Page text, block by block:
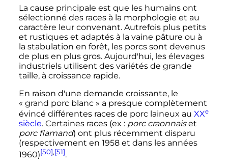
La cause principale est que les humains ont
sélectionné des races à la morphologie et au
caractère leur convenant. Autrefois plus petits
et rustiques et adaptés à la vaine pâture ou à
la stabulation en forêt, les porcs sont devenus
de plus en plus gros. Aujourd'hui, les élevages
industriels utilisent des variétés de grande
taille, à croissance rapide.
En raison d'une demande croissante, le
« grand porc blanc » a presque complètement
évincé différentes races de porc laineux au XXe
siècle. Certaines races (ex : porc craonnaiset
porc flamand) ont plus récemment disparu
(respectivement en 1958 et dans les années
1960)[50],[51].